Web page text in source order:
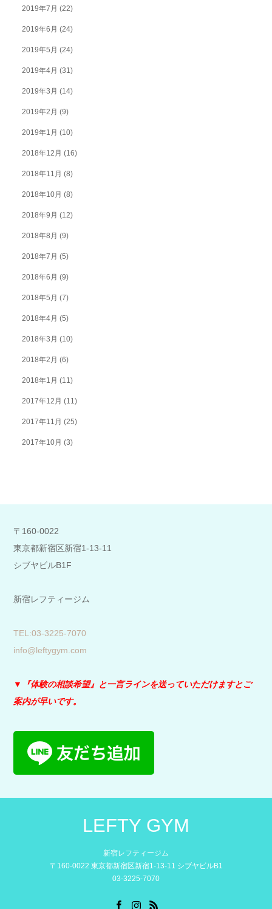
2019年7月 (22)
2019年6月 (24)
2019年5月 (24)
2019年4月 (31)
2019年3月 (14)
2019年2月 (9)
2019年1月 (10)
2018年12月 (16)
2018年11月 (8)
2018年10月 (8)
2018年9月 (12)
2018年8月 (9)
2018年7月 (5)
2018年6月 (9)
2018年5月 (7)
2018年4月 (5)
2018年3月 (10)
2018年2月 (6)
2018年1月 (11)
2017年12月 (11)
2017年11月 (25)
2017年10月 (3)
〒160-0022
東京都新宿区新宿1-13-11
シブヤビルB1F
新宿レフティージム
​TEL:03-3225-7070
info@leftygym.com
▼『体験の相談希望』と一言ラインを送っていただけますとご
案内が早いです。
LEFTY GYM
新宿レフティージム
〒160-0022 東京都新宿区新宿1-13-11 シブヤビルB1
03-3225-7070